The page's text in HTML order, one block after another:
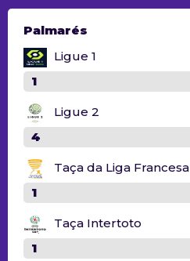
Palmarés
Ligue 1
1
Ligue 2
4
Taça da Liga Francesa
1
Taça Intertoto
1